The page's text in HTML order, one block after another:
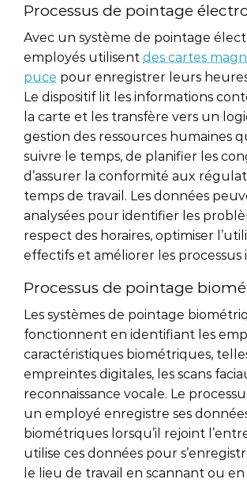
Processus de pointage
Avec un système de pointage
employés utilisent des cartes
puce pour enregistrer leurs
Le dispositif lit les informations
la carte et les transfère vers un
gestion des ressources humaines
suivre le temps, de planifier les
d’assurer la conformité aux
temps de travail. Les données
analysées pour identifier les
respect des horaires, optimiser
effectifs et améliorer les processus
Processus de pointage
Les systèmes de pointage
fonctionnent en identifiant les
caractéristiques biométriques,
empreintes digitales, les scans
reconnaissance vocale. Le
un employé enregistre ses
biométriques lorsqu’il rejoint
utilise ces données pour
le lieu de travail en scannant ou